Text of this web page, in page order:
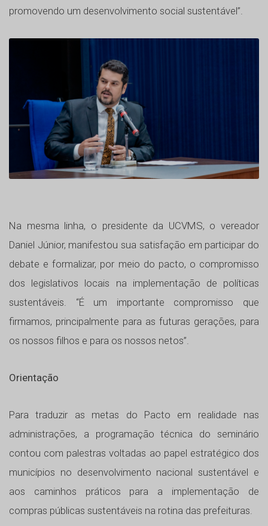
promovendo um desenvolvimento social sustentável”.
Na mesma linha, o presidente da UCVMS, o vereador
Daniel Júnior, manifestou sua satisfação em participar do
debate e formalizar, por meio do pacto, o compromisso
dos legislativos locais na implementação de políticas
sustentáveis. “É um importante compromisso que
firmamos, principalmente para as futuras gerações, para
os nossos filhos e para os nossos netos”.
Orientação
Para traduzir as metas do Pacto em realidade nas
administrações, a programação técnica do seminário
contou com palestras voltadas ao papel estratégico dos
municípios no desenvolvimento nacional sustentável e
aos caminhos práticos para a implementação de
compras públicas sustentáveis na rotina das prefeituras.